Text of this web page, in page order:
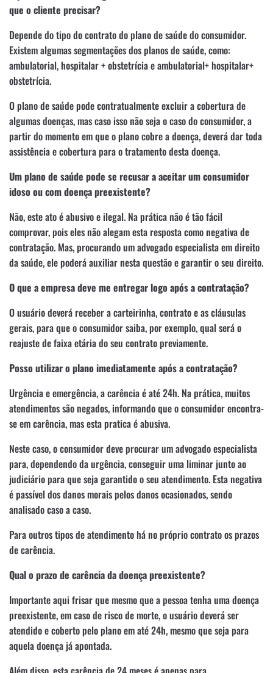
que o cliente precisar?
Depende do tipo do contrato do plano de saúde do consumidor.
Existem algumas segmentações dos planos de saúde, como:
ambulatorial, hospitalar + obstetrícia e ambulatorial+ hospitalar+
obstetrícia.
O plano de saúde pode contratualmente excluir a cobertura de
algumas doenças, mas caso isso não seja o caso do consumidor, a
partir do momento em que o plano cobre a doença, deverá dar toda
assistência e cobertura para o tratamento desta doença.
Um plano de saúde pode se recusar a aceitar um consumidor
idoso ou com doença preexistente?
Não, este ato é abusivo e ilegal. Na prática não é tão fácil
comprovar, pois eles não alegam esta resposta como negativa de
contratação. Mas, procurando um advogado especialista em direito
da saúde, ele poderá auxiliar nesta questão e garantir o seu direito.
O que a empresa deve me entregar logo após a contratação?
O usuário deverá receber a carteirinha, contrato e as cláusulas
gerais, para que o consumidor saiba, por exemplo, qual será o
reajuste de faixa etária do seu contrato previamente.
Posso utilizar o plano imediatamente após a contratação?
Urgência e emergência, a carência é até 24h. Na prática, muitos
atendimentos são negados, informando que o consumidor encontra-
se em carência, mas esta pratica é abusiva.
Neste caso, o consumidor deve procurar um advogado especialista
para, dependendo da urgência, conseguir uma liminar junto ao
judiciário para que seja garantido o seu atendimento. Esta negativa
é passível dos danos morais pelos danos ocasionados, sendo
analisado caso a caso.
Para outros tipos de atendimento há no próprio contrato os prazos
de carência.
Qual o prazo de carência da doença preexistente?
Importante aqui frisar que mesmo que a pessoa tenha uma doença
preexistente, em caso de risco de morte, o usuário deverá ser
atendido e coberto pelo plano em até 24h, mesmo que seja para
aquela doença já apontada.